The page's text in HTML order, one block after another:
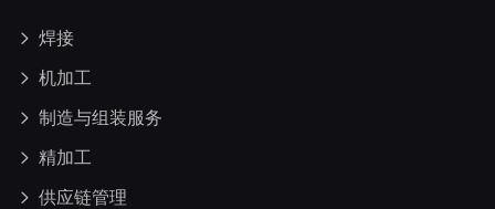
焊接
机加工
制造与组装服务
精加工
供应链管理